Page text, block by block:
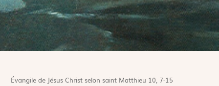
Évangile de Jésus Christ selon saint Matthieu 10, 7-15